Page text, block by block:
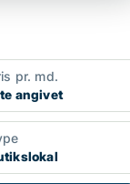
pr. md.
angivet